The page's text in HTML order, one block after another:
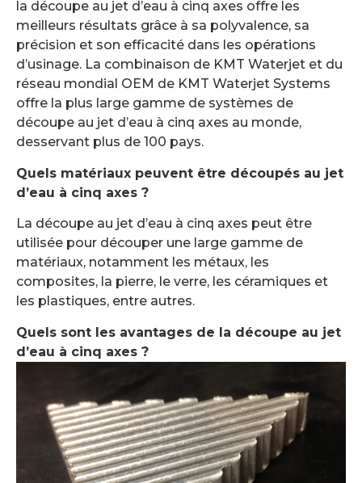
la découpe au jet d’eau à cinq axes offre les
meilleurs résultats grâce à sa polyvalence, sa
précision et son efficacité dans les opérations
d’usinage. La combinaison de KMT Waterjet et du
réseau mondial OEM de KMT Waterjet Systems
offre la plus large gamme de systèmes de
découpe au jet d’eau à cinq axes au monde,
desservant plus de 100 pays.
Quels matériaux peuvent être découpés au jet
d’eau à cinq axes ?
La découpe au jet d’eau à cinq axes peut être
utilisée pour découper une large gamme de
matériaux, notamment les métaux, les
composites, la pierre, le verre, les céramiques et
les plastiques, entre autres.
Quels sont les avantages de la découpe au jet
d’eau à cinq axes ?